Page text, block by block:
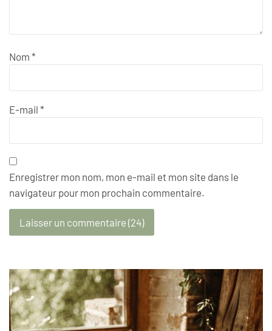
Nom *
E-mail *
Enregistrer mon nom, mon e-mail et mon site dans le
navigateur pour mon prochain commentaire.